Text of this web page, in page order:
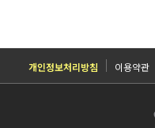
개인정보처리방침 이용약관